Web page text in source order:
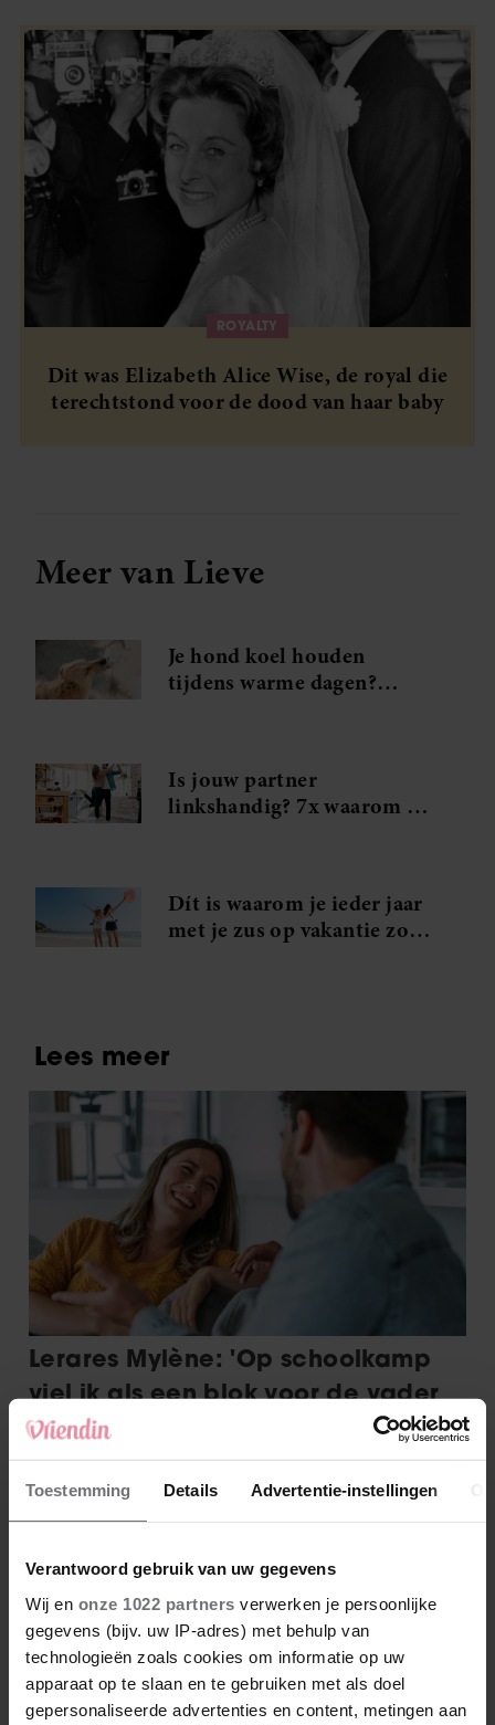
Toestemming Details Advertentie-instellingen
Verantwoord gebruik van uw gegevens
Wij en onze 1022 partners verwerken je persoonlijke
gegevens (bijv. uw IP-adres) met behulp van
technologieën zoals cookies om informatie op uw
apparaat op te slaan en te gebruiken met als doel
gepersonaliseerde advertenties en content, metingen aan
ROYALTY
Dit was Elizabeth Alice Wise, de royal die
terechtstond voor de dood van haar baby
Meer van Lieve
Je hond koel houden
tijdens warme dagen?
Is jouw partner
linkshandig? 7x waarom je
Dít is waarom je ieder jaar
met je zus op vakantie zou